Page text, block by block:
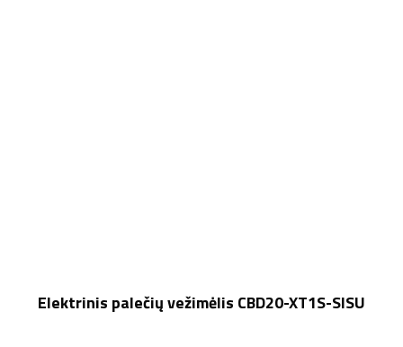
Elektrinis palečių vežimėlis CBD20-XT1S-SISU